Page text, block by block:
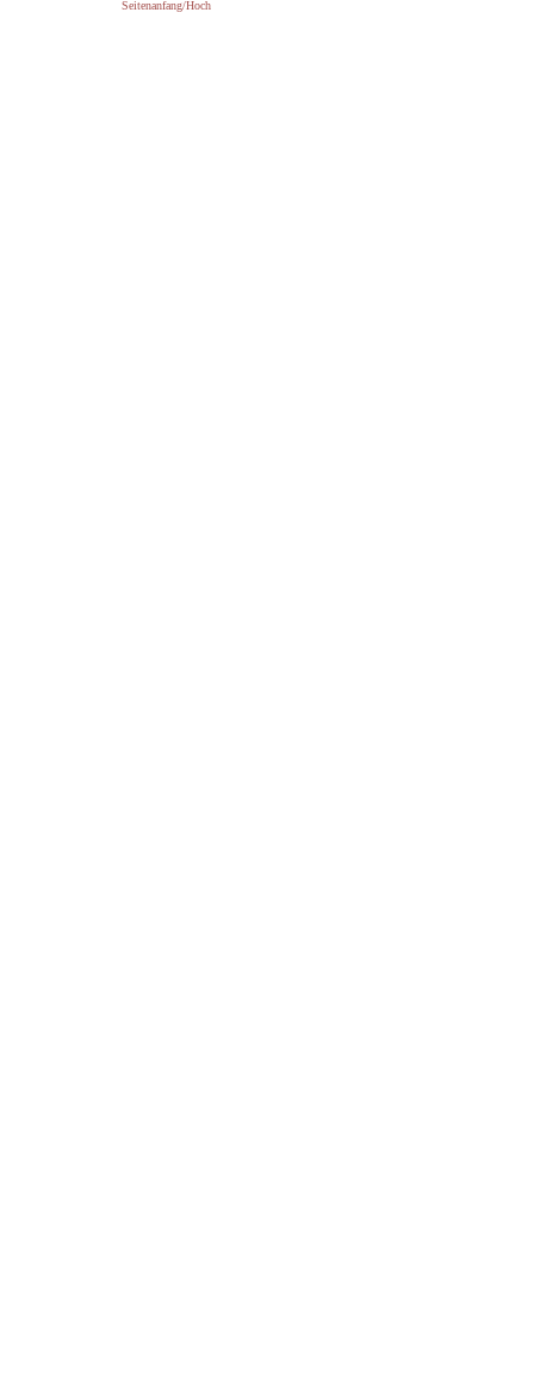
Seitenanfang/Hoch